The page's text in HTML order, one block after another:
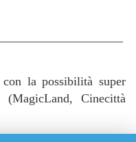
con la possibilità super
(MagicLand, Cinecittà